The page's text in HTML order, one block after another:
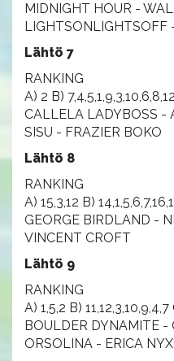
MIDNIGHT HOUR -
LIGHTSONLIGHTSOFF
Lähtö 7
RANKING
A) 2 B)
CALLELA LADYBOSS -
SISU - FRAZIER BOKO
Lähtö 8
RANKING
A) 15,3,12 B)
GEORGE BIRDLAND -
VINCENT CROFT
Lähtö 9
RANKING
A) 1,5,2 B) 11,12,3,10,9,4,7
BOULDER DYNAMITE -
ORSOLINA - ERICA NYX